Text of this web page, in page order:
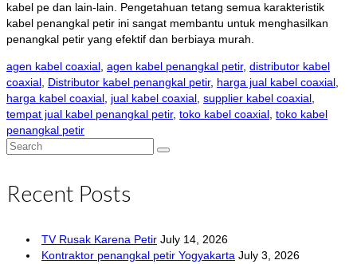
kabel pe dan lain-lain. Pengetahuan tetang semua karakteristik
kabel penangkal petir ini sangat membantu untuk menghasilkan
penangkal petir yang efektif dan berbiaya murah.
agen kabel coaxial, agen kabel penangkal petir, distributor kabel
coaxial, Distributor kabel penangkal petir, harga jual kabel coaxial,
harga kabel coaxial, jual kabel coaxial, supplier kabel coaxial,
tempat jual kabel penangkal petir, toko kabel coaxial, toko kabel
penangkal petir
Search
Recent Posts
TV Rusak Karena Petir July 14, 2026
Kontraktor penangkal petir Yogyakarta July 3, 2026